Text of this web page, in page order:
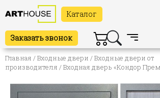
Каталог
Заказать звонок
Главная /Входные двери /Входные двери от
производителя / Входная дверь «Кондор